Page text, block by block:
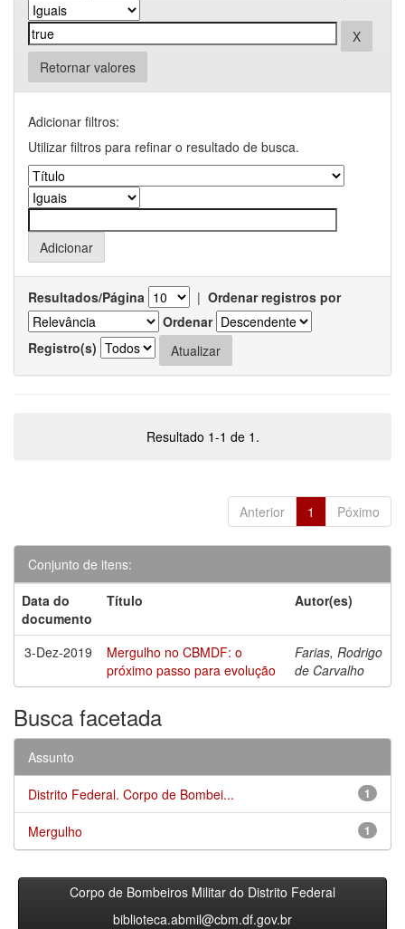
Retornar valores
Adicionar filtros:
Utilizar filtros para refinar o resultado de busca.
Resultados/Página | Ordenar registros por
Ordenar
Registro(s)
Resultado 1-1 de 1.
Anterior 1 Póximo
Conjunto de itens:
Data do
documento
Título Autor(es)
3-Dez-2019
Mergulho no CBMDF: o
próximo passo para evolução
Farias, Rodrigo
de Carvalho
Busca facetada
Assunto
1
Distrito Federal. Corpo de Bombei...
1
Mergulho
Corpo de Bombeiros Militar do Distrito Federal
biblioteca.abmil@cbm.df.gov.br